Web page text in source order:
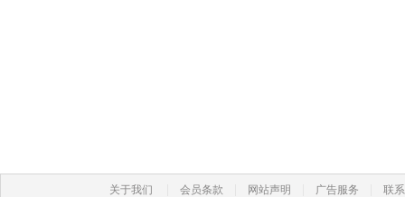
关于我们 会员条款 网站声明 广告服务 联